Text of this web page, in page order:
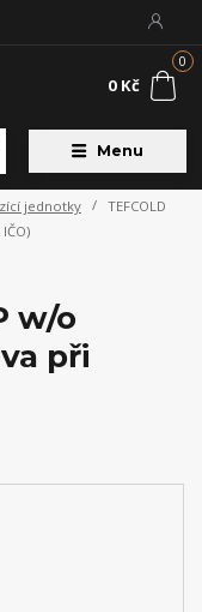
Menu
0
0 Kč
jednotky
TEFCOLD
w/o
při